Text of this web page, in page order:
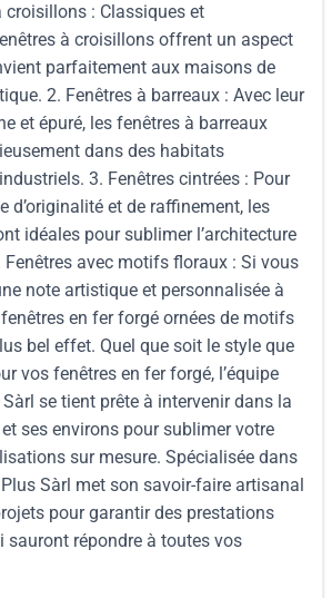
croisillons : Classiques et
à croisillons offrent un aspect
parfaitement aux maisons de
2. Fenêtres à barreaux : Avec leur
et épuré, les fenêtres à barreaux
dans des habitats
3. Fenêtres cintrées : Pour
d’originalité et de raffinement, les
idéales pour sublimer l’architecture
avec motifs floraux : Si vous
note artistique et personnalisée à
en fer forgé ornées de motifs
bel effet. Quel que soit le style que
vos fenêtres en fer forgé, l’équipe
Sàrl se tient prête à intervenir dans la
ses environs pour sublimer votre
sur mesure. Spécialisée dans
Sàrl met son savoir-faire artisanal
pour garantir des prestations
sauront répondre à toutes vos